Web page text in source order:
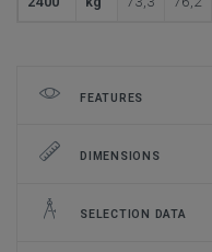
FEATURES
DIMENSIONS
SELECTION DATA